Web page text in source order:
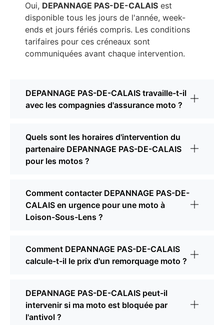
Oui, DEPANNAGE PAS-DE-CALAIS est
disponible tous les jours de l'année, week-
ends et jours fériés compris. Les conditions
tarifaires pour ces créneaux sont
communiquées avant chaque intervention.
DEPANNAGE PAS-DE-CALAIS travaille-t-il
avec les compagnies d'assurance moto ?
Quels sont les horaires d'intervention du
partenaire DEPANNAGE PAS-DE-CALAIS
pour les motos ?
Comment contacter DEPANNAGE PAS-DE-
CALAIS en urgence pour une moto à
Loison-Sous-Lens ?
Comment DEPANNAGE PAS-DE-CALAIS
calcule-t-il le prix d'un remorquage moto ?
DEPANNAGE PAS-DE-CALAIS peut-il
intervenir si ma moto est bloquée par
l'antivol ?